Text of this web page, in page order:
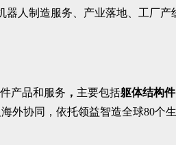
器人制造服务、产业落地、工厂
产品和服务 ， 主要包括躯体结构
外协同，依托领益智造全球80个